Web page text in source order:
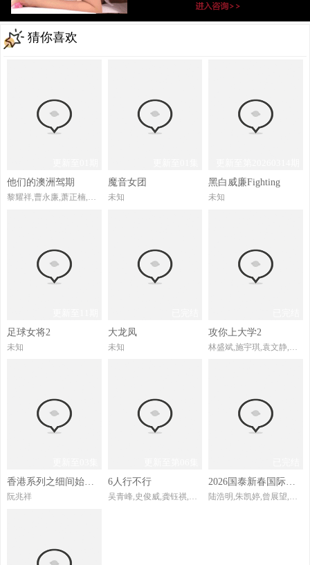
猜你喜欢
他们的澳洲驾期
黎耀祥,曹永廉,萧正楠,吴若希,戴祖仪,丁子朗
魔音女团
未知
黑白威廉Fighting
未知
足球女将2
未知
大龙凤
未知
攻你上大学2
香港系列之细间始终你好
阮兆祥
6人行不行
吴青峰,史俊威,龚钰祺,谢馨仪,何景扬,刘家凯
2026国泰新春国际汇演之夜
陆浩明,朱凯婷,曾展望,叶蒨文,陈奂仁